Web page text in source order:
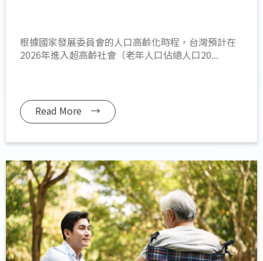
根據國家發展委員會的人口高齡化時程，台灣預計在
2026年進入超高齡社會（老年人口佔總人口20...
Read More →